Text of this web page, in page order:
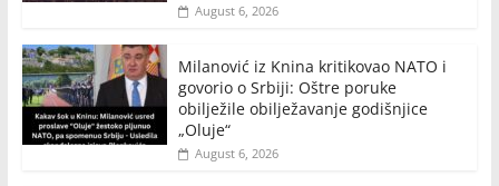
August 6, 2026
Milanović iz Knina kritikovao NATO i
govorio o Srbiji: Oštre poruke
obilježile obilježavanje godišnjice
„Oluje“
August 6, 2026